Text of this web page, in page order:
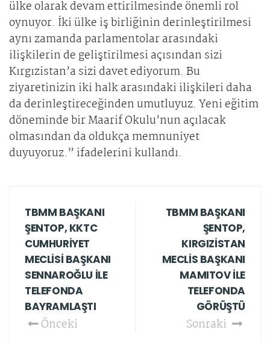
ülke olarak devam ettirilmesinde önemli rol
oynuyor. İki ülke iş birliğinin derinleştirilmesi
aynı zamanda parlamentolar arasındaki
ilişkilerin de geliştirilmesi açısından sizi
Kırgızistan’a sizi davet ediyorum. Bu
ziyaretinizin iki halk arasındaki ilişkileri daha
da derinleştireceğinden umutluyuz. Yeni eğitim
döneminde bir Maarif Okulu’nun açılacak
olmasından da oldukça memnuniyet
duyuyoruz.” ifadelerini kullandı.
TBMM BAŞKANI
ŞENTOP, KKTC
CUMHURİYET
MECLİSİ BAŞKANI
SENNAROĞLU İLE
TELEFONDA
BAYRAMLAŞTI
Önceki
TBMM BAŞKANI
ŞENTOP,
KIRGIZİSTAN
MECLİS BAŞKANI
MAMITOV İLE
TELEFONDA
GÖRÜŞTÜ
Sonraki